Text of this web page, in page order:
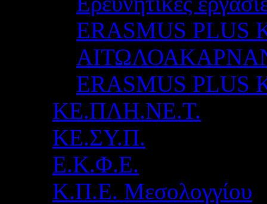
ERASMUS PLUS
ERASMUS
ΚΕ.ΠΛΗ.ΝΕ.Τ.
ΚΕ.ΣΥ.Π.
Ε.Κ.Φ.Ε.
Κ.Π.Ε. Μεσολογγίου